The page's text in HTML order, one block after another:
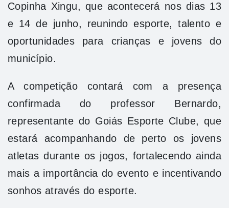
Copinha Xingu, que acontecerá nos dias 13
e 14 de junho, reunindo esporte, talento e
oportunidades para crianças e jovens do
município.
A competição contará com a presença
confirmada do professor Bernardo,
representante do Goiás Esporte Clube, que
estará acompanhando de perto os jovens
atletas durante os jogos, fortalecendo ainda
mais a importância do evento e incentivando
sonhos através do esporte.